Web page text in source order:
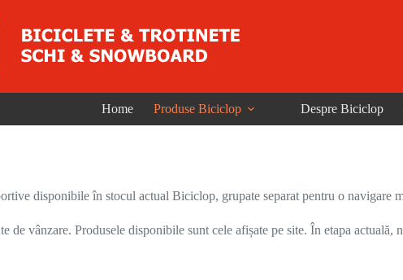
Home Produse Biciclop Despre Biciclop
disponibile în stocul actual Biciclop, grupate separat pentru o navigare
de vânzare. Produsele disponibile sunt cele afișate pe site. În etapa